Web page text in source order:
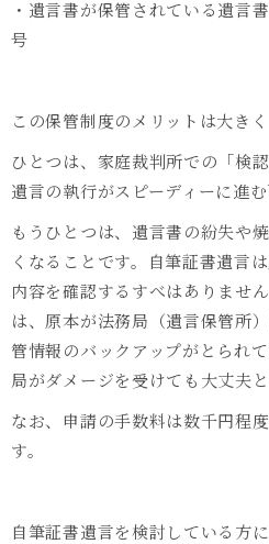
・遺言書が保管されている遺言
号
この保管制度のメリットは大きく
ひとつは、家庭裁判所での「検
遺言の執行がスピーディーに進む
もうひとつは、遺言書の紛失や
くなることです。自筆証書遺言
内容を確認するすべはありませ
は、原本が法務局（遺言保管所
管情報のバックアップがとられ
局がダメージを受けても大丈夫と
なお、申請の手数料は数千円程
す。
自筆証書遺言を検討している方